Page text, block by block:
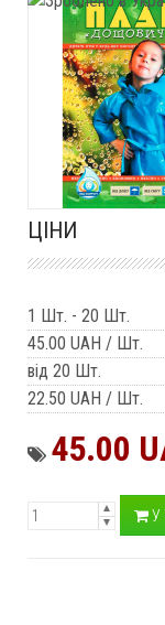
ЦІНИ
1 Шт. - 20 Шт.
45.00 UAH / Шт.
від 20 Шт.
22.50 UAH / Шт.
45.00
У